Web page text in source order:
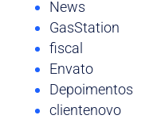
News
GasStation
fiscal
Envato
Depoimentos
clientenovo